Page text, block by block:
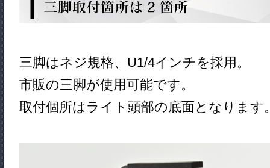
三脚はネジ規格、U1/4インチを採用。
市販の三脚が使用可能です。
取付個所はライト頭部の底面となります